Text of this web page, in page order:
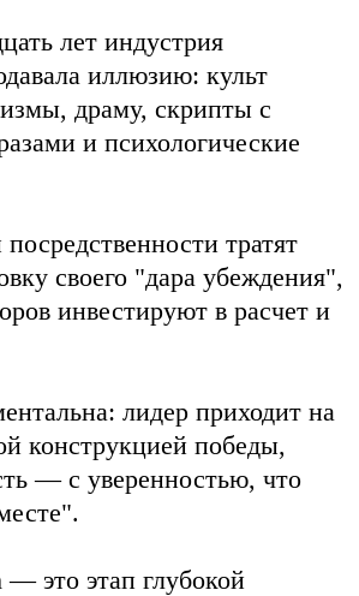
лет индустрия
иллюзию: культ
драму, скрипты с
и психологические
тратят
своего "дара убеждения",
инвестируют в расчет и
лидер приходит на
конструкцией победы,
— с уверенностью, что
— это этап глубокой